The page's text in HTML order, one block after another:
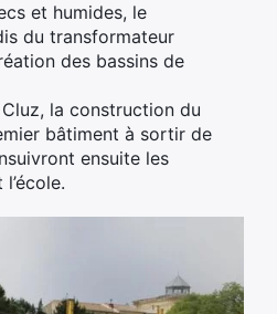
et humides, le
du transformateur
des bassins de
la construction du
bâtiment à sortir de
ensuite les